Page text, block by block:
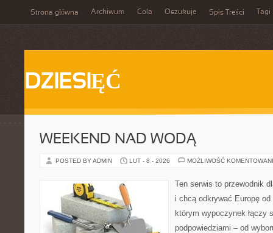
Strona główna Archiwum Cola Oszukuje Spis Treści Tagi
DZIESIĘĆ
WEEKEND NAD WODĄ
POSTED BY ADMIN LUT - 8 - 2026 MOŻLIWOŚĆ
Ten serwis to przewodnik
i chcą odkrywać Europę
którym wypoczynek łączy
podpowiedziami – od